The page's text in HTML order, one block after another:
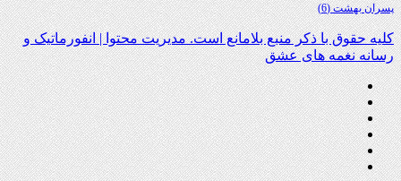
پسران بهشت(6)
کلیه حقوق با ذکر منبع بلامانع است. مدیریت محتوا | انفورماتیک و
رسانه نغمه های عشق